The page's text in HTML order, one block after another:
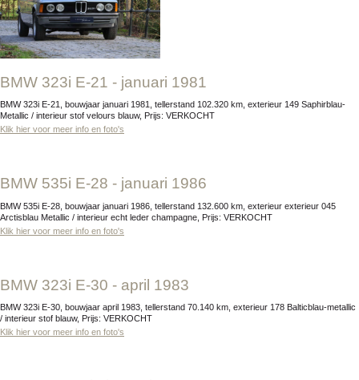
BMW 323i E-21 - januari 1981
BMW 323i E-21, bouwjaar januari 1981, tellerstand 102.320 km, exterieur 149 Saphirblau-
Metallic / interieur stof velours blauw, Prijs: VERKOCHT
Klik hier voor meer info en foto's
BMW 535i E-28 - januari 1986
BMW 535i E-28, bouwjaar januari 1986, tellerstand 132.600 km, exterieur exterieur 045
Arctisblau Metallic / interieur echt leder champagne, Prijs: VERKOCHT
Klik hier voor meer info en foto's
BMW 323i E-30 - april 1983
BMW 323i E-30, bouwjaar april 1983, tellerstand 70.140 km, exterieur 178 Balticblau-metallic
/ interieur stof blauw, Prijs: VERKOCHT
Klik hier voor meer info en foto's